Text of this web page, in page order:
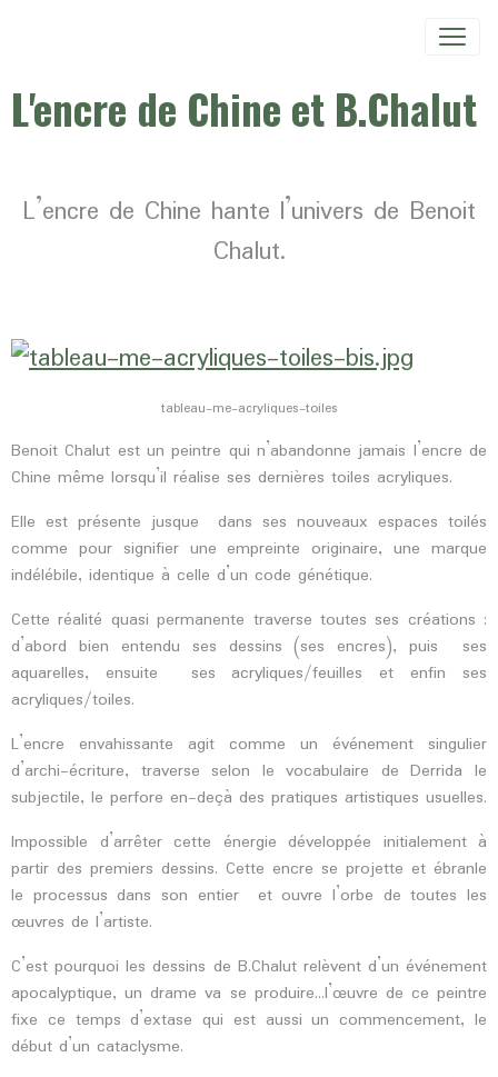
L'encre de Chine et B.Chalut
L’encre de Chine hante l’univers de Benoit
Chalut.
tableau-me-acryliques-toiles
Benoit Chalut est un peintre qui n’abandonne jamais l’encre de
Chine même lorsqu’il réalise ses dernières toiles acryliques.
Elle est présente jusque dans ses nouveaux espaces toilés
comme pour signifier une empreinte originaire, une marque
indélébile, identique à celle d’un code génétique.
Cette réalité quasi permanente traverse toutes ses créations :
d’abord bien entendu ses dessins (ses encres), puis ses
aquarelles, ensuite ses acryliques/feuilles et enfin ses
acryliques/toiles.
L’encre envahissante agit comme un événement singulier
d’archi-écriture, traverse selon le vocabulaire de Derrida le
subjectile, le perfore en-deçà des pratiques artistiques usuelles.
Impossible d’arrêter cette énergie développée initialement à
partir des premiers dessins. Cette encre se projette et ébranle
le processus dans son entier et ouvre l’orbe de toutes les
œuvres de l’artiste.
C’est pourquoi les dessins de B.Chalut relèvent d’un événement
apocalyptique, un drame va se produire…l’œuvre de ce peintre
fixe ce temps d’extase qui est aussi un commencement, le
début d’un cataclysme.